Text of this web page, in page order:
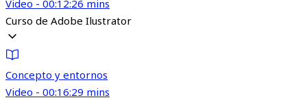
Video - 00:12:26 mins
Curso de Adobe Ilustrator
Concepto y entornos
Video - 00:16:29 mins